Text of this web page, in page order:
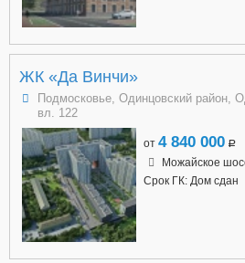
ЖК «Да Винчи»
Подмосковье, Одинцовский район,
вл. 122
от 4 840 000 a
Можайское
Срок ГК: Дом сдан